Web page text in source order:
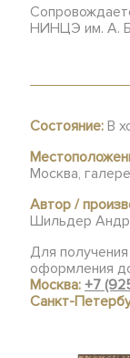
НИНЦЭ им. А.
Состояние: В
Москва,
Автор /
Шильдер
Для
оформления
Москва:+7
Санкт-